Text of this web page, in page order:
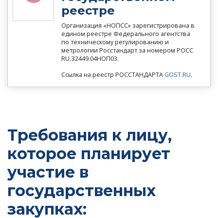
реестре
Организация «НОПСС» зарегистрирована в
едином реестре Федерального агентства
по техническому регулированию и
метрологии Росстандарт за номером РОСС
RU.З2449.04НОП03.
Ссылка на реестр РОССТАНДАРТА GOST.RU.
Требования к лицу,
которое планирует
участие в
государственных
закупках: